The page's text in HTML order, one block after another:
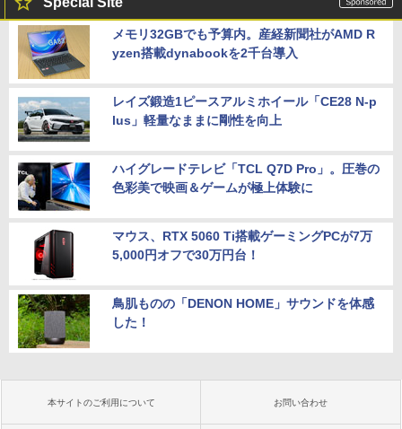
メモリ32GBでも予算内。産経新聞社がAMD R
yzen搭載dynabookを2千台導入
レイズ鍛造1ピースアルミホイール「CE28 N-p
lus」軽量なままに剛性を向上
ハイグレードテレビ「TCL Q7D Pro」。圧巻の
色彩美で映画＆ゲームが極上体験に
マウス、RTX 5060 Ti搭載ゲーミングPCが7万
5,000円オフで30万円台！
鳥肌ものの「DENON HOME」サウンドを体感
した！
本サイトのご利用について お問い合わせ